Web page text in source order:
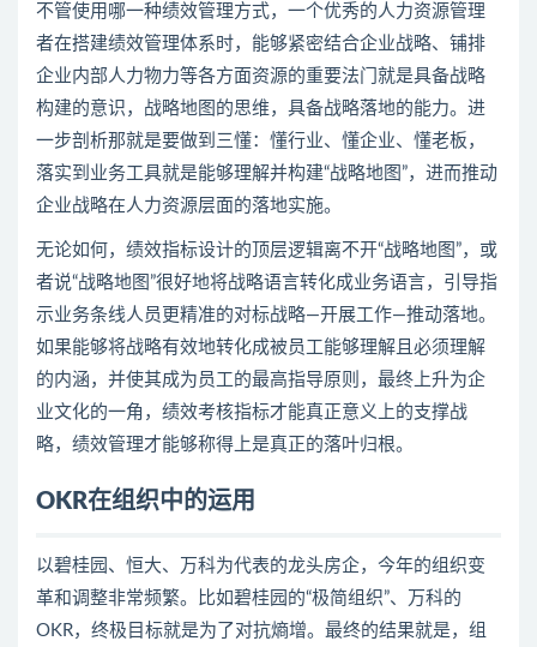
不管使用哪一种绩效管理方式，一个优秀的人力资源管理
者在搭建绩效管理体系时，能够紧密结合企业战略、铺排
企业内部人力物力等各方面资源的重要法门就是具备战略
构建的意识，战略地图的思维，具备战略落地的能力。进
一步剖析那就是要做到三懂：懂行业、懂企业、懂老板，
落实到业务工具就是能够理解并构建“战略地图”，进而推动
企业战略在人力资源层面的落地实施。
无论如何，绩效指标设计的顶层逻辑离不开“战略地图”，或
者说“战略地图”很好地将战略语言转化成业务语言，引导指
示业务条线人员更精准的对标战略—开展工作—推动落地。
如果能够将战略有效地转化成被员工能够理解且必须理解
的内涵，并使其成为员工的最高指导原则，最终上升为企
业文化的一角，绩效考核指标才能真正意义上的支撑战
略，绩效管理才能够称得上是真正的落叶归根。
OKR在组织中的运用
以碧桂园、恒大、万科为代表的龙头房企，今年的组织变
革和调整非常频繁。比如碧桂园的“极简组织”、万科的
OKR，终极目标就是为了对抗熵增。最终的结果就是，组